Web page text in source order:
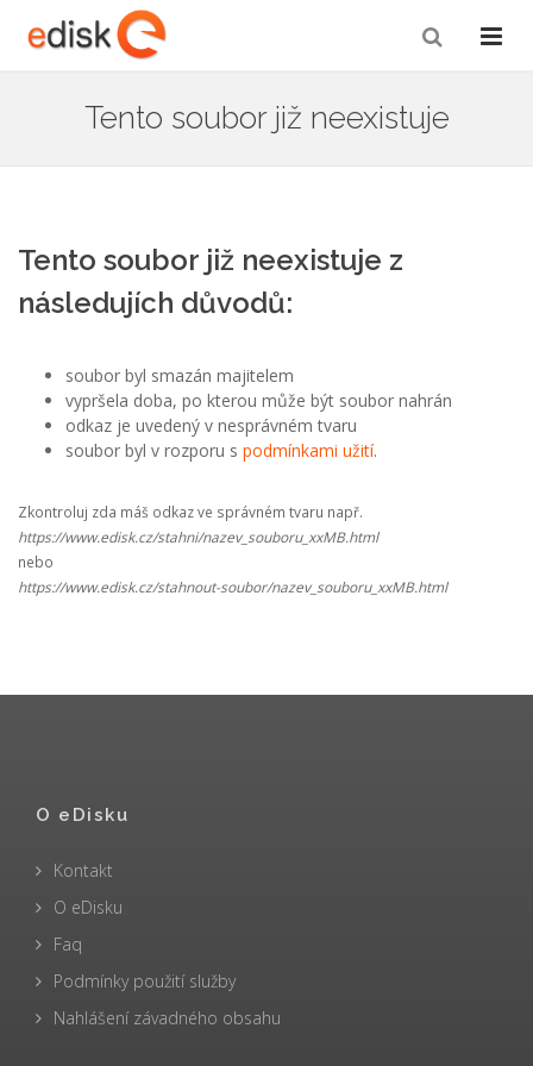
Tento soubor již neexistuje
Tento soubor již neexistuje z
následujích důvodů:
soubor byl smazán majitelem
vypršela doba, po kterou může být soubor nahrán
odkaz je uvedený v nesprávném tvaru
soubor byl v rozporu s podmínkami užití.
Zkontroluj zda máš odkaz ve správném tvaru např.
https://www.edisk.cz/stahni/nazev_souboru_xxMB.html
nebo
https://www.edisk.cz/stahnout-soubor/nazev_souboru_xxMB.html
O eDisku
Kontakt
O eDisku
Faq
Podmínky použití služby
Nahlášení závadného obsahu